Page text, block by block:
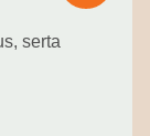
serta